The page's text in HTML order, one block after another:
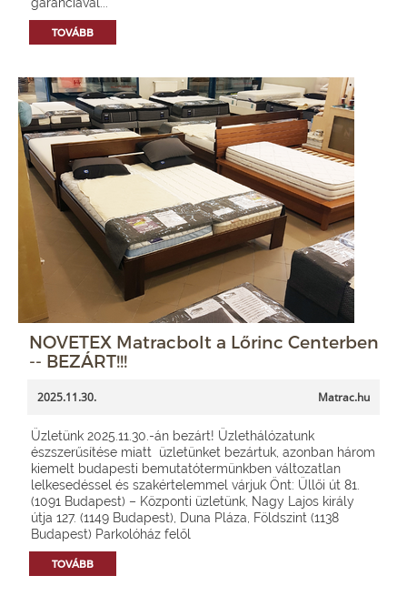
TOVÁBB
NOVETEX Matracbolt a Lőrinc Centerben
-- BEZÁRT!!!
2025.11.30. Matrac.hu
Üzletünk 2025.11.30.-án bezárt! Üzlethálózatunk
észszerűsítése miatt üzletünket bezártuk, azonban három
kiemelt budapesti bemutatótermünkben változatlan
lelkesedéssel és szakértelemmel várjuk Önt: Üllői út 81.
(1091 Budapest) – Központi üzletünk, Nagy Lajos király
útja 127. (1149 Budapest), Duna Pláza, Földszint (1138
Budapest) Parkolóház felől
TOVÁBB